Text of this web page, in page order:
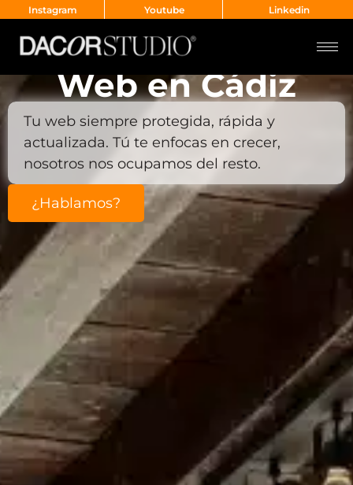
Instagram Youtube Linkedin
Mantenimiento
Web en Cádiz
Tu web siempre protegida, rápida y
actualizada. Tú te enfocas en crecer,
nosotros nos ocupamos del resto.
¿Hablamos?